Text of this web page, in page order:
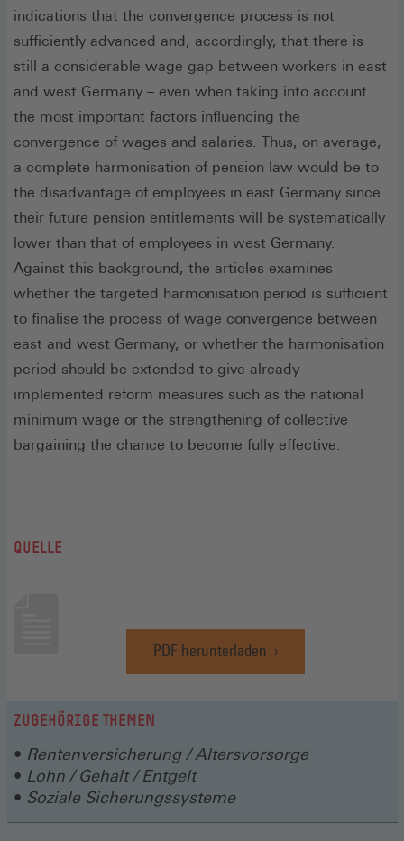
indications that the convergence process is not
sufficiently advanced and, accordingly, that there is
still a considerable wage gap between workers in east
and west Germany – even when taking into account
the most important factors influencing the
convergence of wages and salaries. Thus, on average,
a complete harmonisation of pension law would be to
the disadvantage of employees in east Germany since
their future pension entitlements will be systematically
lower than that of employees in west Germany.
Against this background, the articles examines
whether the targeted harmonisation period is sufficient
to finalise the process of wage convergence between
east and west Germany, or whether the harmonisation
period should be extended to give already
implemented reform measures such as the national
minimum wage or the strengthening of collective
bargaining the chance to become fully effective.
QUELLE
PDF herunterladen
(Öffnet
in
ZUGEHÖRIGE THEMEN
Rentenversicherung / Altersvorsorge
Lohn / Gehalt / Entgelt
Soziale Sicherungssysteme